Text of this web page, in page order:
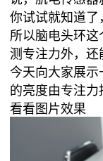
你试试就知道了
所以脑电头环
测专注力外，还
今天向大家展
的亮度由专注力
看看图片效果